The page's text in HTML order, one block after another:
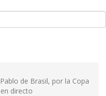
de Brasil, por la Copa
directo